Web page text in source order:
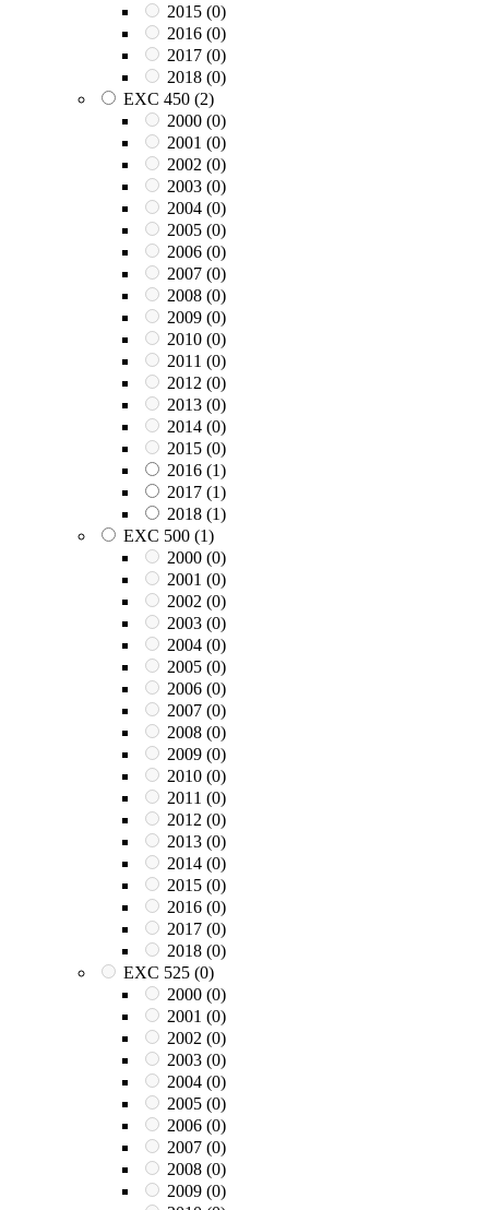
2015 (0)
2016 (0)
2017 (0)
2018 (0)
EXC 450 (2)
2000 (0)
2001 (0)
2002 (0)
2003 (0)
2004 (0)
2005 (0)
2006 (0)
2007 (0)
2008 (0)
2009 (0)
2010 (0)
2011 (0)
2012 (0)
2013 (0)
2014 (0)
2015 (0)
2016 (1)
2017 (1)
2018 (1)
EXC 500 (1)
2000 (0)
2001 (0)
2002 (0)
2003 (0)
2004 (0)
2005 (0)
2006 (0)
2007 (0)
2008 (0)
2009 (0)
2010 (0)
2011 (0)
2012 (0)
2013 (0)
2014 (0)
2015 (0)
2016 (0)
2017 (0)
2018 (0)
EXC 525 (0)
2000 (0)
2001 (0)
2002 (0)
2003 (0)
2004 (0)
2005 (0)
2006 (0)
2007 (0)
2008 (0)
2009 (0)